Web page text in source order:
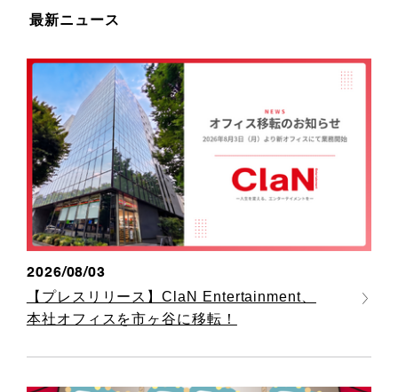
最新ニュース
2026/08/03
【プレスリリース】ClaN Entertainment、
本社オフィスを市ヶ谷に移転！